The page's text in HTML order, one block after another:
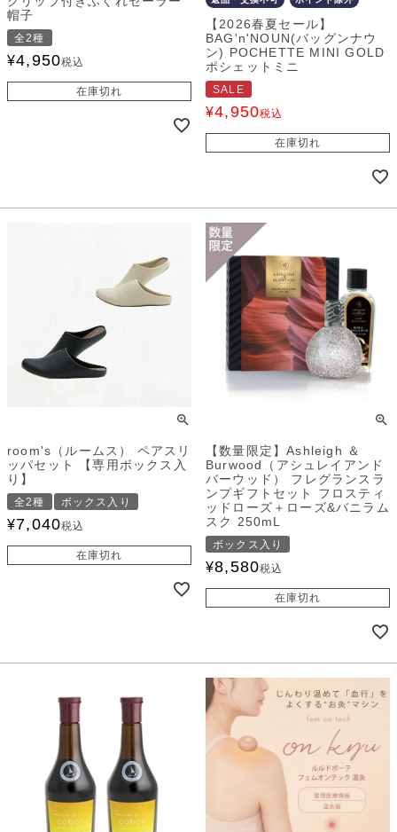
帽子
全2種
¥4,950税込
在庫切れ
【2026春夏セール】
BAG'n'NOUN(バッグンナウ
ン) POCHETTE MINI GOLD
ポシェットミニ
SALE
¥4,950税込
在庫切れ
room's（ルームス） ペアスリ
ッパセット 【専用ボックス入
り】
全2種 ボックス入り
¥7,040税込
在庫切れ
【数量限定】Ashleigh ＆
Burwood（アシュレイアンド
バーウッド） フレグランスラ
ンプギフトセット フロスティ
ッドローズ＋ローズ&バニラム
スク 250mL
ボックス入り
¥8,580税込
在庫切れ